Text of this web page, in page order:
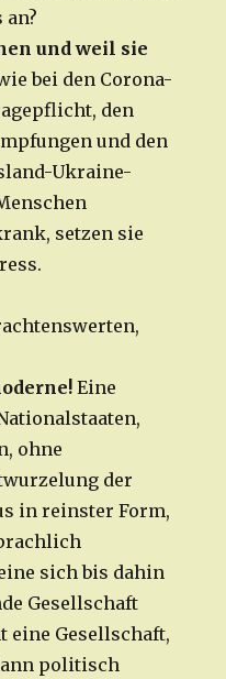
an?
und weil sie
bei den Corona-
den
und den
Ukraine-
setzen sie
Eine
ohne
der
in reinster Form,
sich bis dahin
Gesellschaft
eine Gesellschaft,
politisch